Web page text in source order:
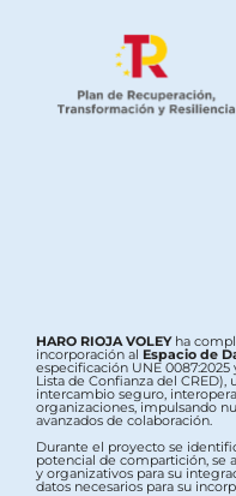
HARO RIOJA VOLEYha
incorporación al Espacio de
especificación UNE
Lista de Confianza del
intercambio seguro,
organizaciones, impulsando
avanzados de colaboración.
Durante el proyecto se
potencial de compartición, se
y organizativos para su
datos necesarios para su